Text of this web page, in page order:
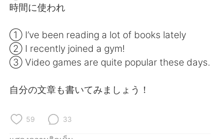
한국어 Русский
Indonesia Italiano
Türkçe Tiếng Việt
Português
時間に使われ
① I’ve been reading a lot of books lately
② I recently joined a gym!
③ Video games are quite popular these days.
自分の文章も書いてみましょう！
59 33